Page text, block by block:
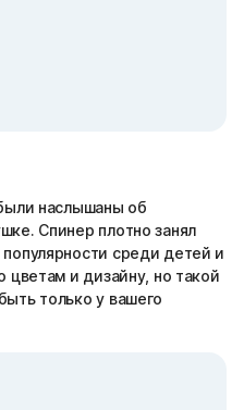
наслышаны об
Спинер плотно занял
среди детей и
цветам и дизайну, но такой
только у вашего